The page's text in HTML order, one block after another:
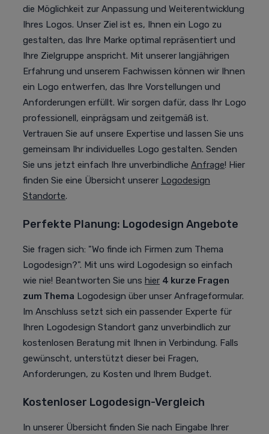
die Möglichkeit zur Anpassung und Weiterentwicklung
Ihres Logos. Unser Ziel ist es, Ihnen ein Logo zu
gestalten, das Ihre Marke optimal repräsentiert und
Ihre Zielgruppe anspricht. Mit unserer langjährigen
Erfahrung und unserem Fachwissen können wir Ihnen
ein Logo entwerfen, das Ihre Vorstellungen und
Anforderungen erfüllt. Wir sorgen dafür, dass Ihr Logo
professionell, einprägsam und zeitgemäß ist.
Vertrauen Sie auf unsere Expertise und lassen Sie uns
gemeinsam Ihr individuelles Logo gestalten. Senden
Sie uns jetzt einfach Ihre unverbindliche Anfrage! Hier
finden Sie eine Übersicht unserer Logodesign
Standorte.
Perfekte Planung: Logodesign Angebote
Sie fragen sich: "Wo finde ich Firmen zum Thema
Logodesign?". Mit uns wird Logodesign so einfach
wie nie! Beantworten Sie uns hier 4 kurze Fragen
zum Thema Logodesign über unser Anfrageformular.
Im Anschluss setzt sich ein passender Experte für
Ihren Logodesign Standort ganz unverbindlich zur
kostenlosen Beratung mit Ihnen in Verbindung. Falls
gewünscht, unterstützt dieser bei Fragen,
Anforderungen, zu Kosten und Ihrem Budget.
Kostenloser Logodesign-Vergleich
In unserer Übersicht finden Sie nach Eingabe Ihrer